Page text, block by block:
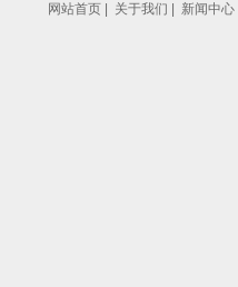
网站首页 |
关于我们 | 新闻中心 |